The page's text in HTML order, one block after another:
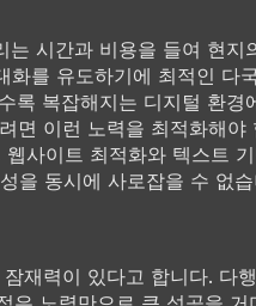
는 시간과 비용을 들여 현지
화를 유도하기에 최적인 다
록 복잡해지는 디지털 환경
면 이런 노력을 최적화해야
사이트 최적화와 텍스트
을 동시에 사로잡을 수 없습
재력이 있다고 합니다. 다